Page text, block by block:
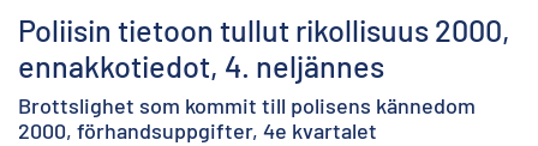
Poliisin tietoon tullut rikollisuus 2000,
ennakkotiedot, 4. neljännes
Brottslighet som kommit till polisens kännedom
2000, förhandsuppgifter, 4e kvartalet